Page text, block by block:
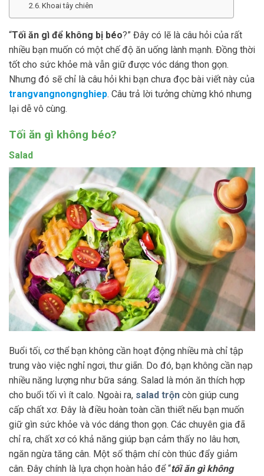
Khoai tây chiên
“Tối ăn gì để không bị béo?” Đây có lẽ là câu hỏi của rất
nhiều bạn muốn có một chế độ ăn uống lành mạnh. Đồng thời
tốt cho sức khỏe mà vẫn giữ được vóc dáng thon gọn.
Nhưng đó sẽ chỉ là câu hỏi khi bạn chưa đọc bài viết này của
trangvangnongnghiep. Câu trả lời tưởng chừng khó nhưng
lại dễ vô cùng.
Tối ăn gì không béo?
Salad
Buổi tối, cơ thể bạn không cần hoạt động nhiều mà chỉ tập
trung vào việc nghỉ ngơi, thư giãn. Do đó, bạn không cần nạp
nhiều năng lượng như bữa sáng. Salad là món ăn thích hợp
cho buổi tối vì ít calo. Ngoài ra, salad trộn còn giúp cung
cấp chất xơ. Đây là điều hoàn toàn cần thiết nếu bạn muốn
giữ gìn sức khỏe và vóc dáng thon gọn. Các chuyên gia đã
chỉ ra, chất xơ có khả năng giúp bạn cảm thấy no lâu hơn,
ngăn ngừa tăng cân. Một số thậm chí còn thúc đẩy giảm
cân. Đây chính là lựa chọn hoàn hảo để “tối ăn gì không